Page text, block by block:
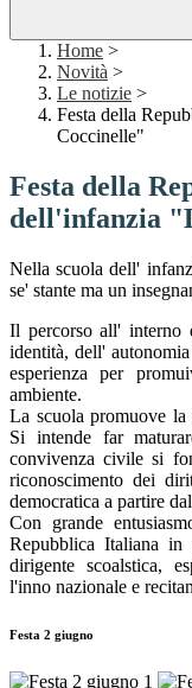
Home >
Novità >
Le notizie >
Festa della
Coccinelle"
Festa della
dell'infanzia
Nella scuola dell'
se' stante ma un
Il percorso all' interno
identità, dell'
esperienza per
ambiente.
La scuola promuove
Si intende far
convivenza civile si
riconoscimento dei
democratica a partire
Con grande
Repubblica Italiana
dirigente scoalstica,
l'inno nazionale e
Festa 2 giugno